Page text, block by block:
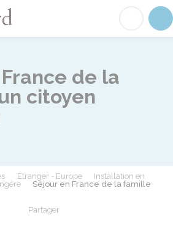
de la
citoyen
Étranger - Europe
Installation en
Séjour en France de la famille
Partager